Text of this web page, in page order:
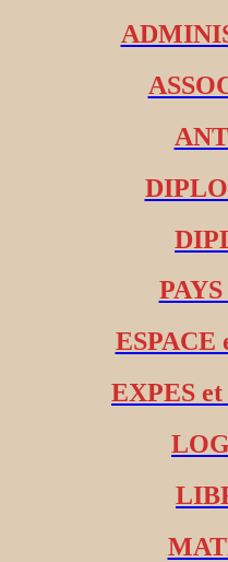
ESPACE
EXPES